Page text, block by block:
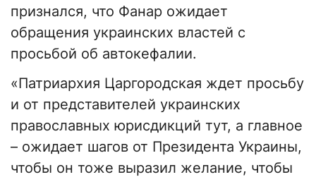
признался, что Фанар ожидает
обращения украинских властей с
просьбой об автокефалии.
«Патриархия Царгородская ждет просьбу
и от представителей украинских
православных юрисдикций тут, а главное
– ожидает шагов от Президента Украины,
чтобы он тоже выразил желание, чтобы